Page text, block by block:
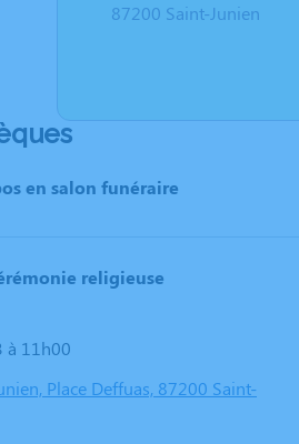
87200 Saint-Junien
en salon funéraire
religieuse
à 11h00
Place Deffuas, 87200 Saint-